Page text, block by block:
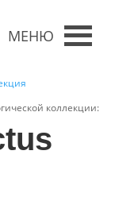
МЕНЮ
коллекции: